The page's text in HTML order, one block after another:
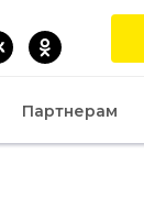
Партнерам